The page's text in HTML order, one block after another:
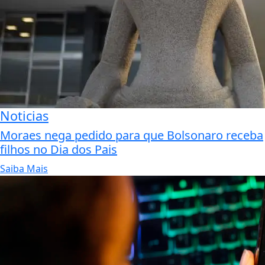
Noticias
Moraes nega pedido para que Bolsonaro receba
filhos no Dia dos Pais
Saiba Mais